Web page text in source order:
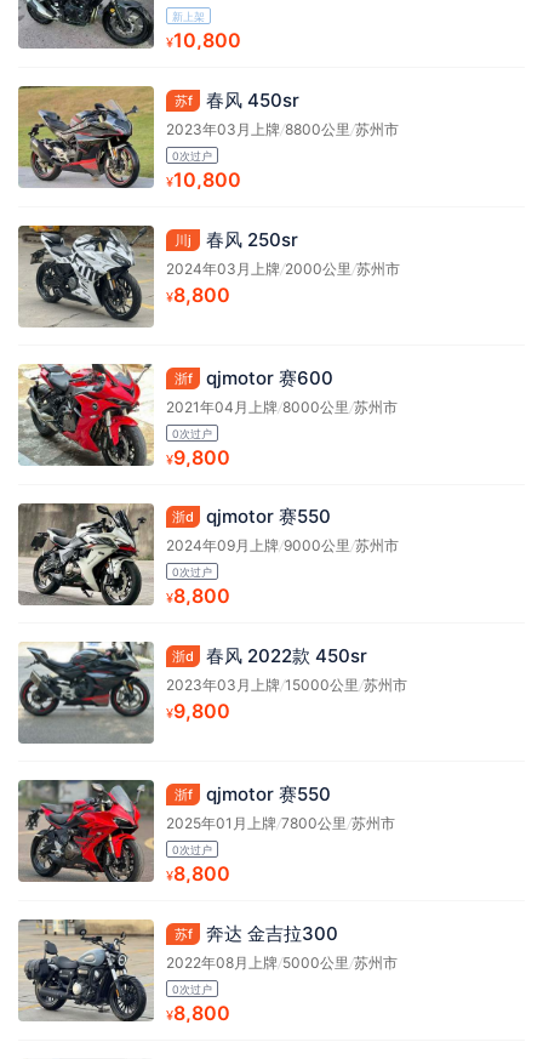
新上架
¥10,800
苏f 春风 450sr
2023年03月上牌/8800公里 /苏州市
0次过户
¥10,800
川j 春风 250sr
2024年03月上牌/2000公里 /苏州市
¥8,800
浙f qjmotor 赛600
2021年04月上牌/8000公里 /苏州市
0次过户
¥9,800
浙d qjmotor 赛550
2024年09月上牌/9000公里/苏州市
0次过户
¥8,800
浙d 春风 2022款 450sr
2023年03月上牌/15000公里/苏州市
¥9,800
浙f qjmotor 赛550
2025年01月上牌/7800公里/苏州市
0次过户
¥8,800
苏f 奔达 金吉拉300
2022年08月上牌/5000公里/苏州市
0次过户
¥8,800